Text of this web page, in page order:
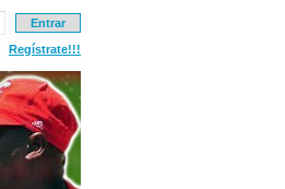
Regístrate!!!